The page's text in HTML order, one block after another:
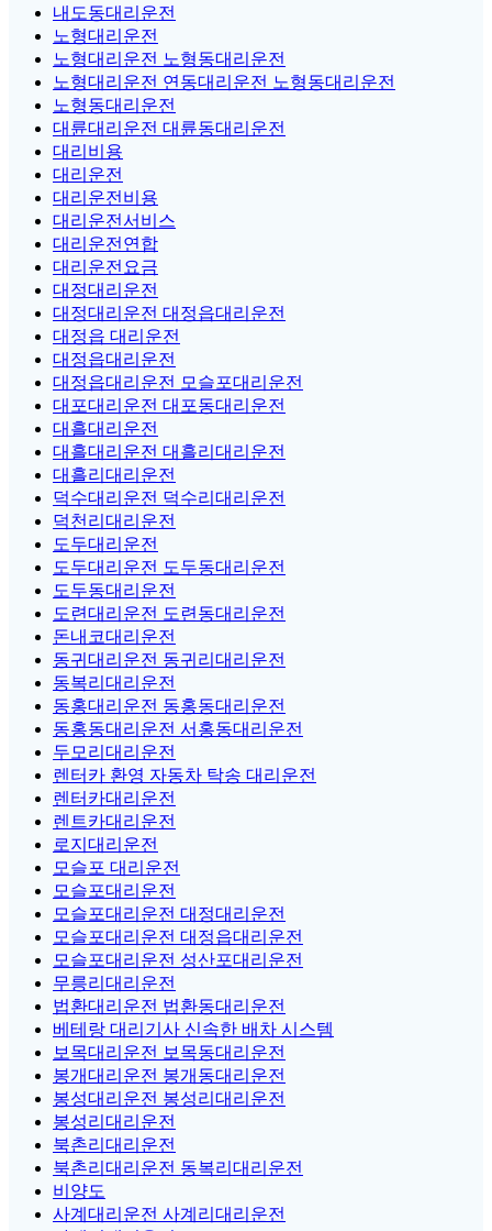
내도동대리운전
노형대리운전
노형대리운전 노형동대리운전
노형대리운전 연동대리운전 노형동대리운전
노형동대리운전
대륜대리운전 대륜동대리운전
대리비용
대리운전
대리운전비용
대리운전서비스
대리운전연합
대리운전요금
대정대리운전
대정대리운전 대정읍대리운전
대정읍 대리운전
대정읍대리운전
대정읍대리운전 모슬포대리운전
대포대리운전 대포동대리운전
대흘대리운전
대흘대리운전 대흘리대리운전
대흘리대리운전
덕수대리운전 덕수리대리운전
덕천리대리운전
도두대리운전
도두대리운전 도두동대리운전
도두동대리운전
도련대리운전 도련동대리운전
돈내코대리운전
동귀대리운전 동귀리대리운전
동복리대리운전
동홍대리운전 동홍동대리운전
동홍동대리운전 서홍동대리운전
두모리대리운전
렌터카 환영 자동차 탁송 대리운전
렌터카대리운전
렌트카대리운전
로지대리운전
모슬포 대리운전
모슬포대리운전
모슬포대리운전 대정대리운전
모슬포대리운전 대정읍대리운전
모슬포대리운전 성산포대리운전
무릉리대리운전
법환대리운전 법환동대리운전
베테랑 대리기사 신속한 배차 시스템
보목대리운전 보목동대리운전
봉개대리운전 봉개동대리운전
봉성대리운전 봉성리대리운전
봉성리대리운전
북촌리대리운전
북촌리대리운전 동복리대리운전
비양도
사계대리운전 사계리대리운전